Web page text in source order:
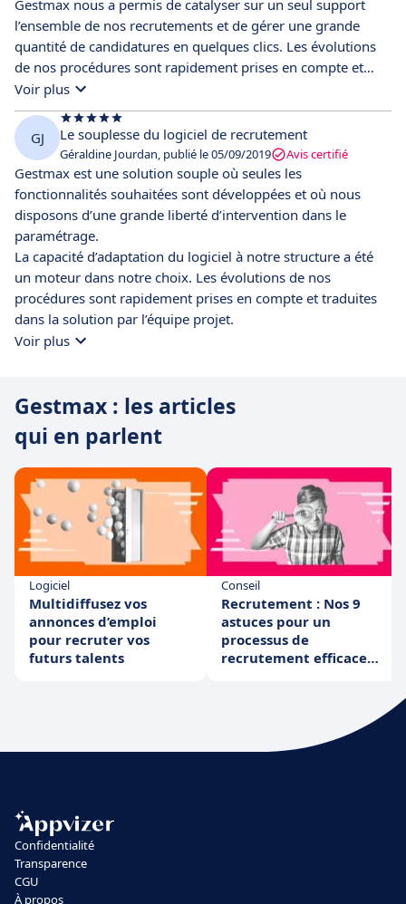
Gestmax nous a permis de catalyser sur un seul support
l’ensemble de nos recrutements et de gérer une grande
quantité de candidatures en quelques clics. Les évolutions
de nos procédures sont rapidement prises en compte et
traduites dans la solution par l’équipe projet.
Voir plus
GJ Le souplesse du logiciel de recrutement
Géraldine Jourdan, publié le 05/09/2019 Avis certifié
Gestmax est une solution souple où seules les
fonctionnalités souhaitées sont développées et où nous
disposons d’une grande liberté d’intervention dans le
paramétrage.
La capacité d’adaptation du logiciel à notre structure a été
un moteur dans notre choix. Les évolutions de nos
procédures sont rapidement prises en compte et traduites
dans la solution par l’équipe projet.
Voir plus
Gestmax : les articles
qui en parlent
Logiciel
Multidiffusez vos
annonces d’emploi
pour recruter vos
futurs talents
Conseil
Recrutement : Nos 9
astuces pour un
processus de
recrutement efficace
Confidentialité
Transparence
CGU
À propos